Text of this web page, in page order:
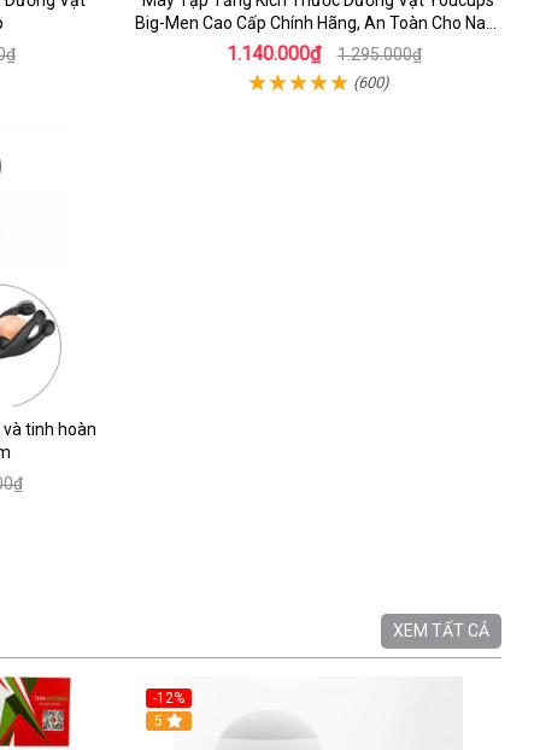
Big-Men Cao Cấp Chính Hãng, An Toàn Cho Nam
Giới
1.140.000₫ 1.295.000₫
(600)
tinh hoàn
XEM TẤT CẢ
-12%
5